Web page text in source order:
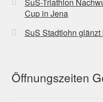
SuS-Triathlon
Cup in Jena
SuS Stadtlohn
Öffnungszeiten